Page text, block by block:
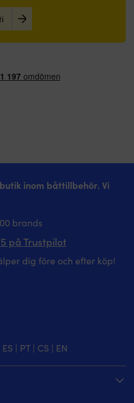
inom båttillbehör. Vi
brands
på Trustpilot
dig före och efter köp!
ES | PT| CS | EN